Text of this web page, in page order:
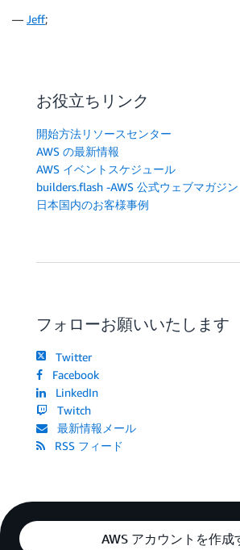
— Jeff;
お役立ちリンク
開始方法リソースセンター
AWS の最新情報
AWS イベントスケジュール
builders.flash -AWS 公式ウェブマガジン
日本国内のお客様事例
フォローお願いいたします
Twitter
Facebook
LinkedIn
Twitch
最新情報メール
RSS フィード
AWS アカウントを作成